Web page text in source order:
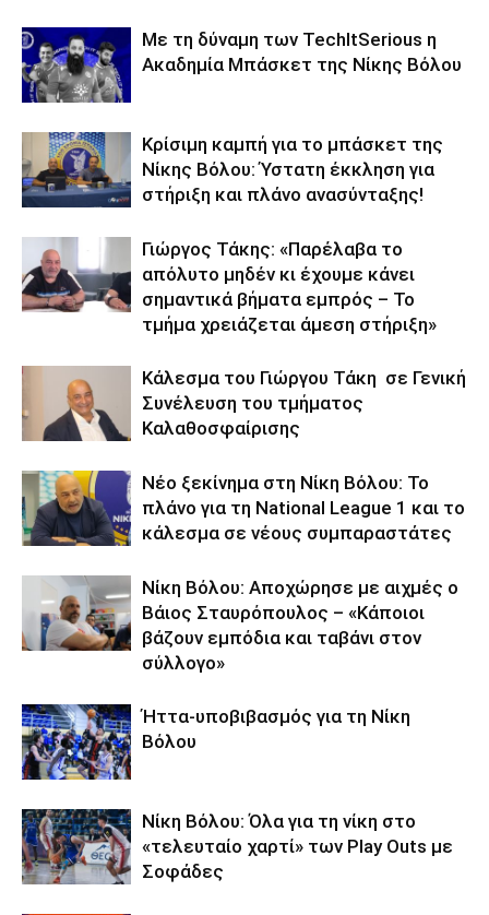
Με τη δύναμη των TechItSerious η
Ακαδημία Μπάσκετ της Νίκης Βόλου
Κρίσιμη καμπή για το μπάσκετ της
Νίκης Βόλου: Ύστατη έκκληση για
στήριξη και πλάνο ανασύνταξης!
Γιώργος Τάκης: «Παρέλαβα το
απόλυτο μηδέν κι έχουμε κάνει
σημαντικά βήματα εμπρός – Το
τμήμα χρειάζεται άμεση στήριξη»
Κάλεσμα του Γιώργου Τάκη σε Γενική
Συνέλευση του τμήματος
Καλαθοσφαίρισης
Νέο ξεκίνημα στη Νίκη Βόλου: Το
πλάνο για τη National League 1 και το
κάλεσμα σε νέους συμπαραστάτες
Νίκη Βόλου: Αποχώρησε με αιχμές ο
Βάιος Σταυρόπουλος – «Κάποιοι
βάζουν εμπόδια και ταβάνι στον
σύλλογο»
Ήττα-υποβιβασμός για τη Νίκη
Βόλου
Νίκη Βόλου: Όλα για τη νίκη στο
«τελευταίο χαρτί» των Play Outs με
Σοφάδες